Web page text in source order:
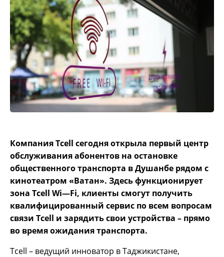
КомпанияTcell сегодня открыла первый центр
обслуживания абонентов на остановке
общественного транспорта в Душанбе рядом с
кинотеатром «Ватан». Здесь функционирует
зона Tcell Wi—Fi, клиенты смогут получить
квалифицированный сервис по всем вопросам
связи Tcell и зарядить свои устройства – прямо
во время ожидания транспорта.
Tcell – ведущий инноватор в Таджикистане,